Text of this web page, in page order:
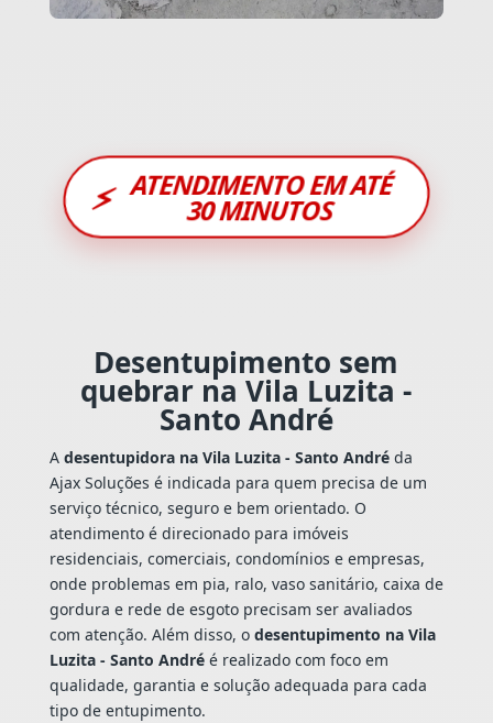
⚡ ATENDIMENTO EM ATÉ
30 MINUTOS
Desentupimento sem
quebrar na Vila Luzita -
Santo André
A desentupidora na Vila Luzita - Santo Andréda
Ajax Soluções é indicada para quem precisa de um
serviço técnico, seguro e bem orientado. O
atendimento é direcionado para imóveis
residenciais, comerciais, condomínios e empresas,
onde problemas em pia, ralo, vaso sanitário, caixa de
gordura e rede de esgoto precisam ser avaliados
com atenção. Além disso, o desentupimento na Vila
Luzita - Santo Andréé realizado com foco em
qualidade, garantia e solução adequada para cada
tipo de entupimento.